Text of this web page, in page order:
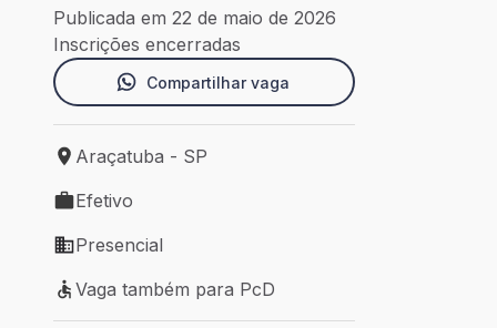
Publicada em 22 de maio de 2026
Inscrições encerradas
Compartilhar vaga
Local de trabalho: Araçatuba - SP
Araçatuba - SP
Tipo de vaga: Efetivo
Efetivo
Modelo de trabalho: Presencial
Presencial
Vaga também para PcD
Vaga também para PcD